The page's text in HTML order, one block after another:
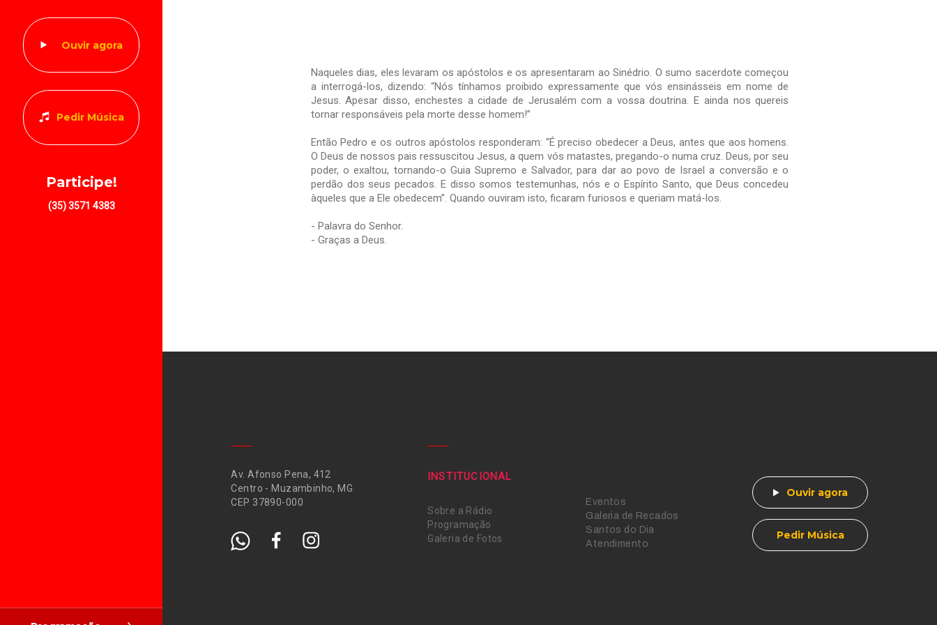
Ouvir agora
Pedir Música
Participe!
(35) 3571 4383
Naqueles dias, eles levaram os apóstolos e os apresentaram ao Sinédrio. O sumo sacerdote começou
a interrogá-los, dizendo: “Nós tínhamos proibido expressamente que vós ensinásseis em nome de
Jesus. Apesar disso, enchestes a cidade de Jerusalém com a vossa doutrina. E ainda nos quereis
tornar responsáveis pela morte desse homem!”
Então Pedro e os outros apóstolos responderam: “É preciso obedecer a Deus, antes que aos homens.
O Deus de nossos pais ressuscitou Jesus, a quem vós matastes, pregando-o numa cruz. Deus, por seu
poder, o exaltou, tornando-o Guia Supremo e Salvador, para dar ao povo de Israel a conversão e o
perdão dos seus pecados. E disso somos testemunhas, nós e o Espírito Santo, que Deus concedeu
àqueles que a Ele obedecem”. Quando ouviram isto, ficaram furiosos e queriam matá-los.
- Palavra do Senhor.
- Graças a Deus.
Av. Afonso Pena, 412
Centro - Muzambinho, MG
CEP 37890-000
INSTITUCIONAL
Sobre a Rádio
Programação
Galeria de Fotos
Eventos
Galeria de Recados
Santos do Dia
Atendimento
Ouvir agora
Pedir Música